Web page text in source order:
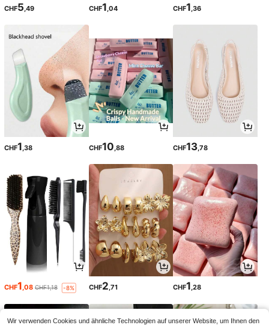
CHF5,49 CHF1,04 CHF1,36
CHF1,38 CHF10,88 CHF13,78
CHF1,08 CHF1,18 -8% CHF2,71 CHF1,28
Wir verwenden Cookies und ähnliche Technologien auf unserer Website, um Ihnen den